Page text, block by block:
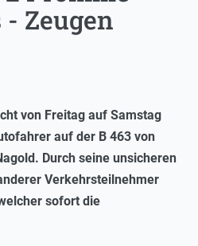
Zeugen
von Freitag auf Samstag
auf der B 463 von
Durch seine unsicheren
Verkehrsteilnehmer
sofort die